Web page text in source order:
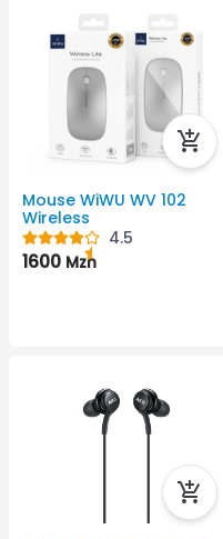
Mouse WiWU WV 102
Wireless
4.5
1600 Mzn